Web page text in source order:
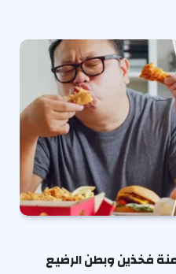
فخذين وبطن الرضيع